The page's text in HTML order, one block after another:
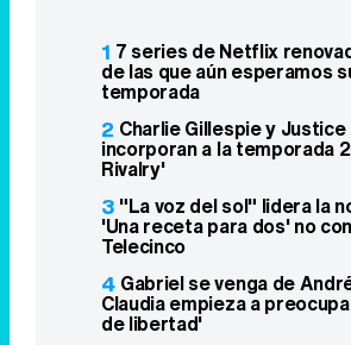
1 7 series de Netflix
de las que aún esperamos
temporada
2 Charlie Gillespie y
incorporan a la temporada
Rivalry'
3 "La voz del sol" lidera la
'Una receta para dos' no
Telecinco
4 Gabriel se venga de
Claudia empieza a
de libertad'